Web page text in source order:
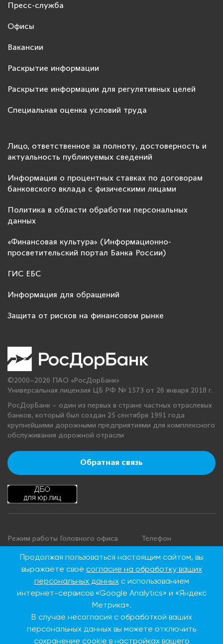
Пресс-служба
Офисы
Вакансии
Раскрытие информации
Раскрытие информации для регулятивных целей
Специальная оценка условий труда
Лицо, ответственное за полноту, достоверность и
актуальность публикуемых сведений
Информация о процентных ставках по договорам
банковского вклада с физическими лицами
Политика в области обработки персональных
данных
«Финансовая культура» (Информационно-
просветительский портал Банка России)
ГИС ЕБС
Информация для обращений
Защита от рисков на финансовом рынке
©2000–2026 ПАО «РосДорБанк»
Универсальная лицензия ЦБ РФ № 1573 от 26 января 2018 г.
РосДорБанк – один из первых в стране частных отраслевых
банков, который был создан 25 сентября 1991 года
крупнейшими дорожными предприятиями для комплексного
обслуживания дорожной отрасли
Обратная связь
Режим работы Головного офиса
Понедельник - четверг: с 9:00 до
18:00
Суббота, воскресенье: выходные
Телефон
+7 495 276 00 22
8 800 100 00 22
России)
115093, г. Москва, ул.
Продолжая пользоваться настоящим сайтом, вы
выражаете своё согласие на обработку ваших
персональных данныхс использованием
интернет-сервисов «Google Analytics» и «Яндекс
Метрика».
В случае несогласия с обработкой ваших
персональных данных вы можете отключить
сохранение cookie в настройках вашего